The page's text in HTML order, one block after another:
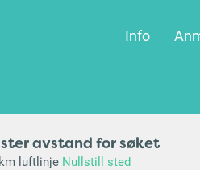
Info
fjernet fra nettsidene med en
avstand for søket
km luftlinje Nullstill sted